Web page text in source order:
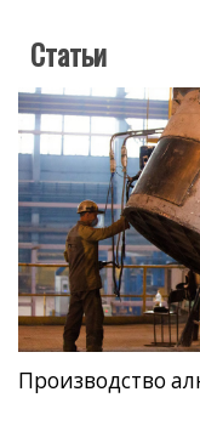
Статьи
Производство